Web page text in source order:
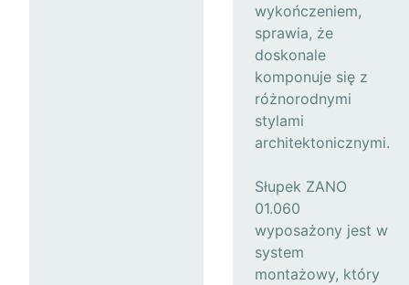
wykończeniem,
sprawia, że
doskonale
komponuje się z
różnorodnymi
stylami
architektonicznymi.
Słupek ZANO
01.060
wyposażony jest w
system
montażowy, który